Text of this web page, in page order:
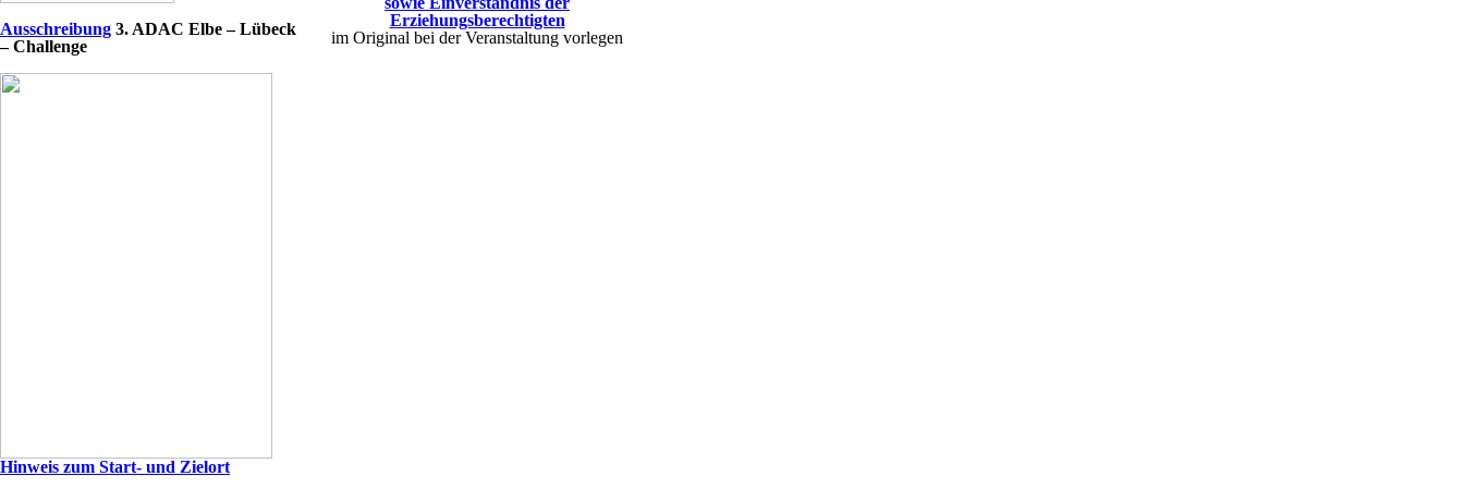
Ausschreibung 3. ADAC Elbe – Lübeck
– Challenge
Hinweis zum Start- und Zielort
Erziehungsberechtigten
im Original bei der Veranstaltung vorlegen